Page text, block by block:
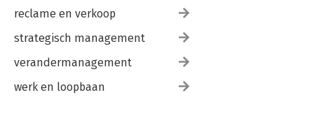
reclame en verkoop
strategisch management
verandermanagement
werk en loopbaan